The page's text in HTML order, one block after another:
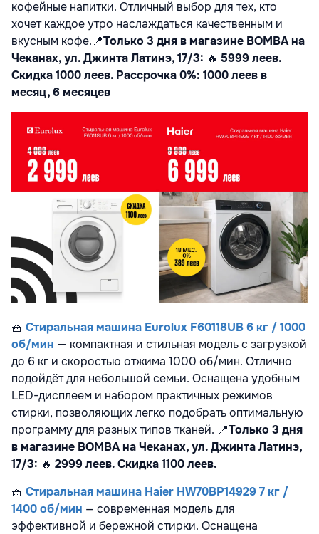
кофейные напитки. Отличный выбор для тех, кто
хочет каждое утро наслаждаться качественным и
вкусным кофе.📍Только 3 дня в магазине BOMBA на
Чеканах, ул. Джинта Латинэ, 17/3: 🔥 5999 леев.
Скидка 1000 леев. Рассрочка 0%: 1000 леев в
месяц, 6 месяцев
🧺 Стиральная машина Eurolux F60118UB 6 кг / 1000
об/мин — компактная и стильная модель с загрузкой
до 6 кг и скоростью отжима 1000 об/мин. Отлично
подойдёт для небольшой семьи. Оснащена удобным
LED-дисплеем и набором практичных режимов
стирки, позволяющих легко подобрать оптимальную
программу для разных типов тканей. 📍Только 3 дня
в магазине BOMBA на Чеканах, ул. Джинта Латинэ,
17/3: 🔥 2999 леев. Скидка 1100 леев.
🧺 Стиральная машина Haier HW70BP14929 7 кг /
1400 об/мин — современная модель для
эффективной и бережной стирки. Оснащена